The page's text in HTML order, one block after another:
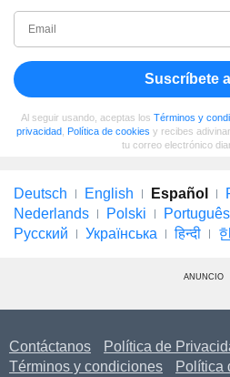
Suscríbete
Al seguir usando, aceptas los Términos y
privacidad, Política de cookies y recibes
tu correo electrónico
Deutsch English Español
Nederlands
Polski Português
Русский
Українська हिन्दी
ANUNCIO
Contáctanos
Política de
Términos y condiciones
Política